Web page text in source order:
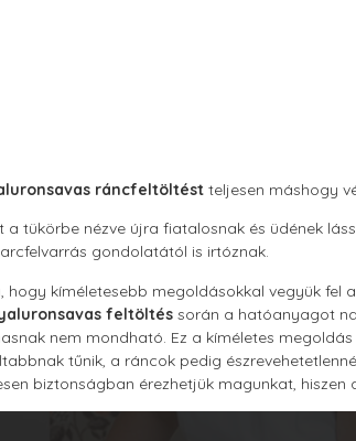
ráncfeltöltést teljesen máshogy
tükörbe nézve újra fiatalosnak és üdének
gondolatától is irtóznak.
kíméletesebb megoldásokkal vegyük fel
feltöltés során a hatóanyagot
nem mondható. Ez a kíméletes
tűnik, a ráncok pedig
biztonságban érezhetjük magunkat, hiszen